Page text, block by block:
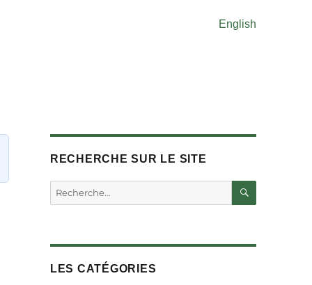
English
RECHERCHE SUR LE SITE
Rechercher :
LES CATÉGORIES